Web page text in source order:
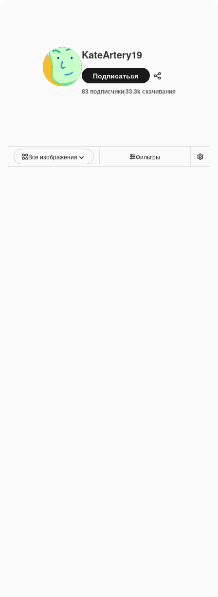
KateArtery19
Подписаться Поделиться
83 подписчики|33.3k скачивания
Все изображения Фильтры